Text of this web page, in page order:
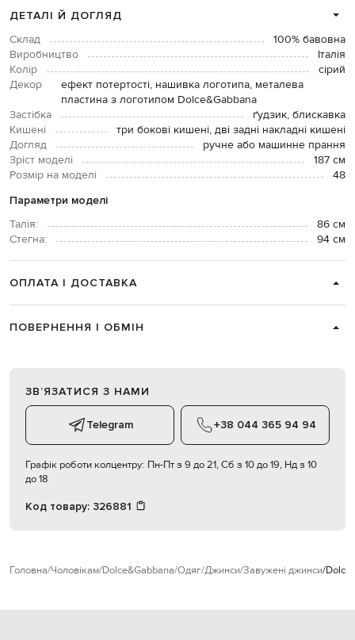
ДЕТАЛІ Й ДОГЛЯД
Склад
100% бавовна
Виробництво
Італія
Колір
сірий
Декор
ефект потертості, нашивка логотипа, металева
пластина з логотипом Dolce&Gabbana
Застібка
ґудзик, блискавка
Кишені
три бокові кишені, дві задні накладні кишені
Догляд
ручне або машинне прання
Зріст моделі
187 см
Розмір на моделі
48
Параметри моделі
Талія:
86 см
Стегна:
94 см
ОПЛАТА І ДОСТАВКА
ПОВЕРНЕННЯ І ОБМІН
ЗВʼЯЗАТИСЯ З НАМИ
Telegram +38 044 365 94 94
Графік роботи колцентру: Пн-Пт з 9 до 21, Сб з 10 до 19, Нд з 10
до 18
Код товару: 326881
Головна Чоловікам Dolce&Gabbana Одяг Джинси Завужені джинси